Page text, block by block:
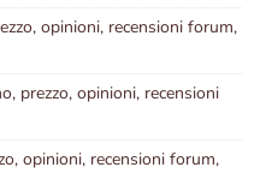
opinioni, recensioni forum,
prezzo, opinioni, recensioni
opinioni, recensioni forum,